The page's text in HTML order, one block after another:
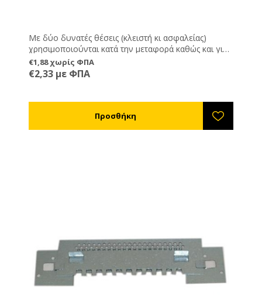
Με δύο δυνατές θέσεις (κλειστή κι ασφαλείας)
χρησιμοποιούνται κατά την μεταφορά καθώς και για
να προστατεύουν την είσοδο της κυψέλης εναντίων
σφηκών, ποντικών και άλλων εισβολέων. Το
πλεονέκτημα τους είναι ότι μπορούν να μένουν
πιθανότητα να χαθούν.
€1,88 χωρίς ΦΠΑ
€2,33 με ΦΠΑ